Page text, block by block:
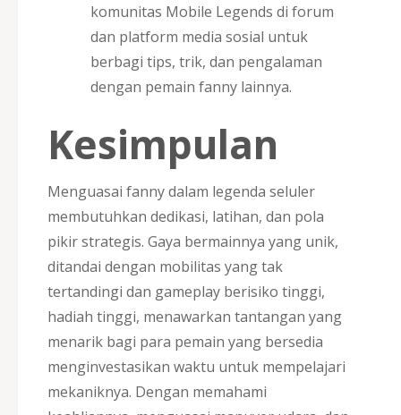
komunitas Mobile Legends di forum
dan platform media sosial untuk
berbagi tips, trik, dan pengalaman
dengan pemain fanny lainnya.
Kesimpulan
Menguasai fanny dalam legenda seluler
membutuhkan dedikasi, latihan, dan pola
pikir strategis. Gaya bermainnya yang unik,
ditandai dengan mobilitas yang tak
tertandingi dan gameplay berisiko tinggi,
hadiah tinggi, menawarkan tantangan yang
menarik bagi para pemain yang bersedia
menginvestasikan waktu untuk mempelajari
mekaniknya. Dengan memahami